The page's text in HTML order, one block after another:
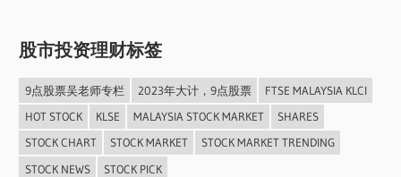
股市投资理财标签
9点股票吴老师专栏 2023年大计，9点股票
FTSE MALAYSIA KLCI
HOT STOCK
KLSE MALAYSIA STOCK MARKET
SHARES
STOCK CHART
STOCK MARKET
STOCK MARKET TRENDING
STOCK NEWS
STOCK PICK